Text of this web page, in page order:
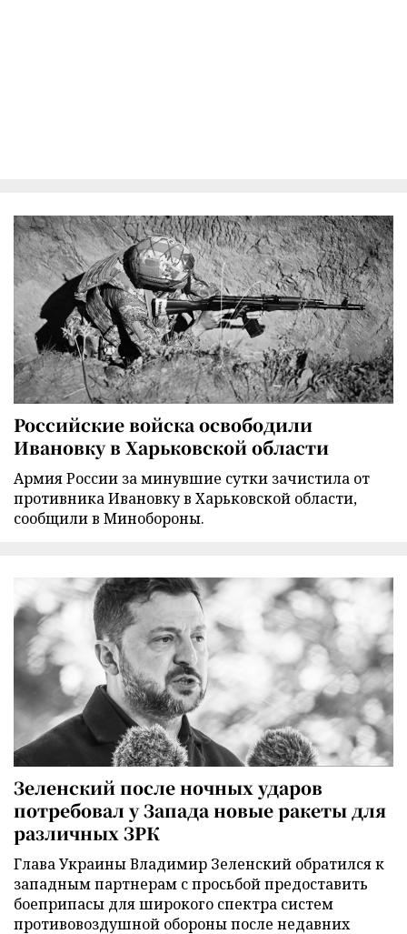
Российские войска освободили
Ивановку в Харьковской области
Армия России за минувшие сутки зачистила от
противника Ивановку в Харьковской области,
сообщили в Минобороны.
Зеленский после ночных ударов
потребовал у Запада новые ракеты для
различных ЗРК
Глава Украины Владимир Зеленский обратился к
западным партнерам с просьбой предоставить
боеприпасы для широкого спектра систем
противовоздушной обороны после недавних